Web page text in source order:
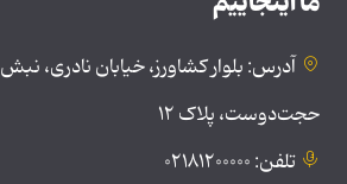
آدرس: بلوار کشاورز، خیابان نادری، نبش
حجت‌دوست، پلاک ۱۲
تلفن: ۰۲۱۸۱۲۰۰۰۰۰